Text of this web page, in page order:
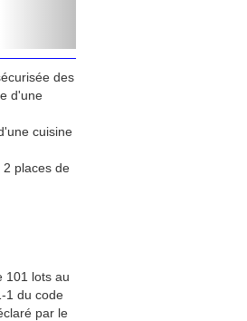
des
d'une
cuisine
places de
101 lots au
1 du code
par le